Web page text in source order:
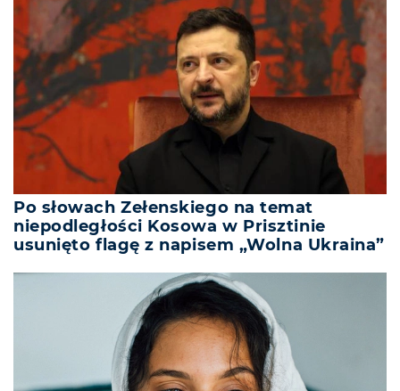
Po słowach Zełenskiego na temat
niepodległości Kosowa w Prisztinie
usunięto flagę z napisem „Wolna Ukraina”